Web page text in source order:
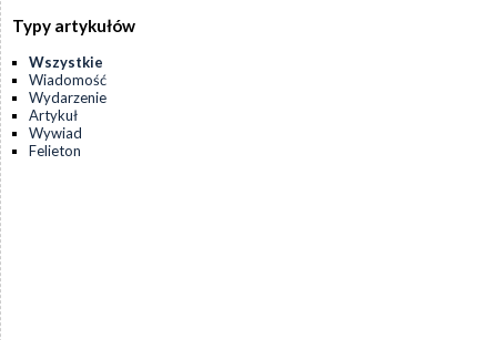
Typy artykułów
Wszystkie
Wiadomość
Wydarzenie
Artykuł
Wywiad
Felieton